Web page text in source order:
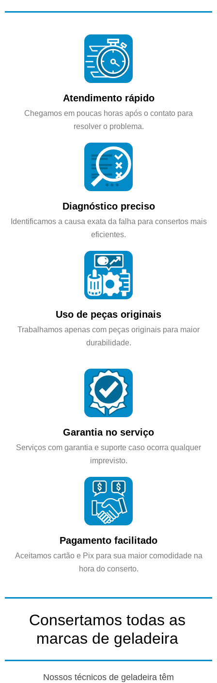
Atendimento rápido
Chegamos em poucas horas após o contato para
resolver o problema.
Diagnóstico preciso
Identificamos a causa exata da falha para consertos mais
eficientes.
Uso de peças originais
Trabalhamos apenas com peças originais para maior
durabilidade.
Garantia no serviço
Serviços com garantia e suporte caso ocorra qualquer
imprevisto.
Pagamento facilitado
Aceitamos cartão e Pix para sua maior comodidade na
hora do conserto.
Consertamos todas as
marcas de geladeira
Nossos técnicos de geladeira têm